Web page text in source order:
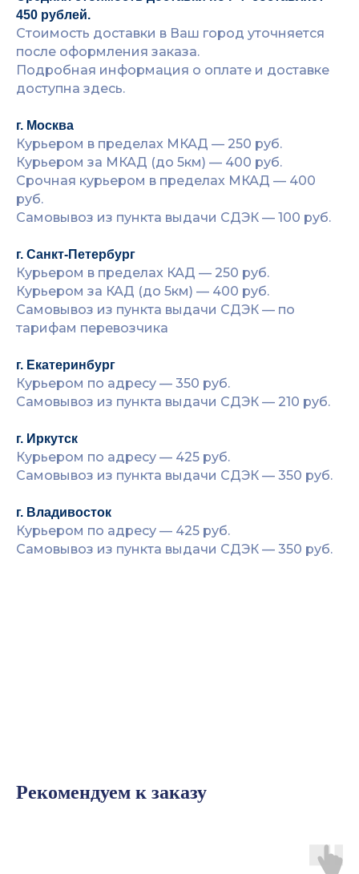
450 рублей.
Стоимость доставки в Ваш город уточняется
после оформления заказа.
Подробная информация о оплате и доставке
доступна здесь.
г. Москва
Курьером в пределах МКАД — 250 руб.
Курьером за МКАД (до 5км) — 400 руб.
Срочная курьером в пределах МКАД — 400
руб.
Самовывоз из пункта выдачи СДЭК — 100 руб.
г. Санкт-Петербург
Курьером в пределах КАД — 250 руб.
Курьером за КАД (до 5км) — 400 руб.
Самовывоз из пункта выдачи СДЭК — по
тарифам перевозчика
г. Екатеринбург
Курьером по адресу — 350 руб.
Самовывоз из пункта выдачи СДЭК — 210 руб.
г. Иркутск
Курьером по адресу — 425 руб.
Самовывоз из пункта выдачи СДЭК — 350 руб.
г. Владивосток
Курьером по адресу — 425 руб.
Самовывоз из пункта выдачи СДЭК — 350 руб.
Рекомендуем к заказу